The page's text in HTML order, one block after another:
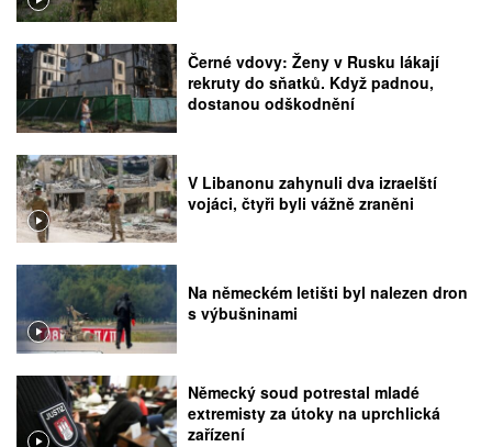
Černé vdovy: Ženy v Rusku lákají
rekruty do sňatků. Když padnou,
dostanou odškodnění
V Libanonu zahynuli dva izraelští
vojáci, čtyři byli vážně zraněni
Na německém letišti byl nalezen dron
s výbušninami
Německý soud potrestal mladé
extremisty za útoky na uprchlická
zařízení